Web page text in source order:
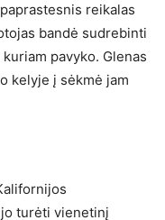
reikalas
bandė sudrebinti
pavyko. Glenas
kelyje į sėkmė jam
turėti vienetinį